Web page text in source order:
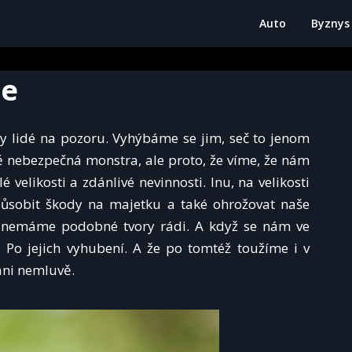
Auto Byznys
lidé na pozoru. Vyhýbáme se jim, seč to jenom
monstra, ale proto, že víme, že nám
velikosti a zdánlivé nevinnosti. Inu, na velikosti
škody na majetku a také ohrožovat naše
podobné tvory rádi. A když se nám ve
jejich vyhubení. A že po tomtéž toužíme i v
nemluvě.